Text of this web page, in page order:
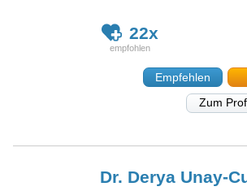
22x
Empfehlen
Zum
Dr. Derya Unay-